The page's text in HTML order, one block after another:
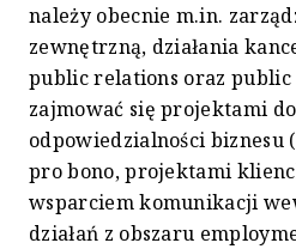
należy obecnie m.in.
zewnętrzną, działania
public relations oraz public
zajmować się projektami
odpowiedzialności biznesu
pro bono, projektami
wsparciem komunikacji
działań z obszaru